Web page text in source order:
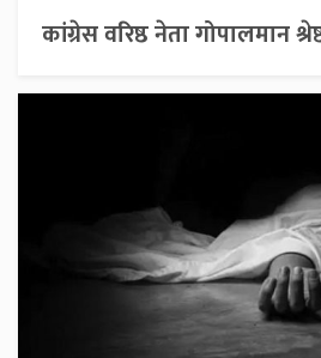
कांग्रेस वरिष्ठ नेता गोपालमान